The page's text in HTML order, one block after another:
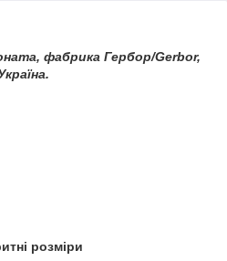
фабрика Гербор/Gerbor,
розміри